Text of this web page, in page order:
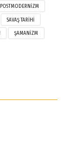
POSTMODERNIZM
SAVAŞ TARIHI
ŞAMANIZM